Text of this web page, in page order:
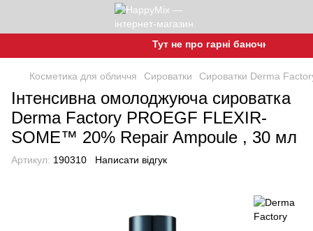
Тут не про гарні баночки, а про
Косметика для обличчя Сироватки Сироватки Derma
Інтенсивна омолоджуюча сироватка
Derma Factory PROEGF FLEXIR-
SOME™ 20% Repair Ampoule , 30 мл
Артикул: 190310 Написати відгук